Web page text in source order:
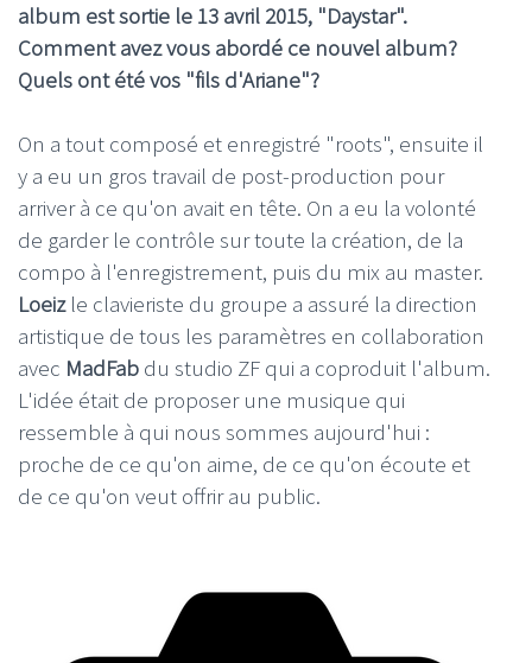
album est sortie le 13 avril 2015, "Daystar".
Comment avez vous abordé ce nouvel album?
Quels ont été vos "fils d'Ariane"?
On a tout composé et enregistré "roots", ensuite il
y a eu un gros travail de post-production pour
arriver à ce qu'on avait en tête. On a eu la volonté
de garder le contrôle sur toute la création, de la
compo à l'enregistrement, puis du mix au master.
Loeiz le clavieriste du groupe a assuré la direction
artistique de tous les paramètres en collaboration
avec MadFab du studio ZF qui a coproduit l'album.
L'idée était de proposer une musique qui
ressemble à qui nous sommes aujourd'hui :
proche de ce qu'on aime, de ce qu'on écoute et
de ce qu'on veut offrir au public.